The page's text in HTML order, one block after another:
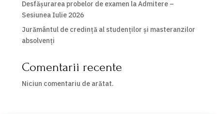
Desfășurarea probelor de examen la Admitere –
Sesiunea Iulie 2026
Jurământul de credință al studenților și masteranzilor
absolvenți
Comentarii recente
Niciun comentariu de arătat.